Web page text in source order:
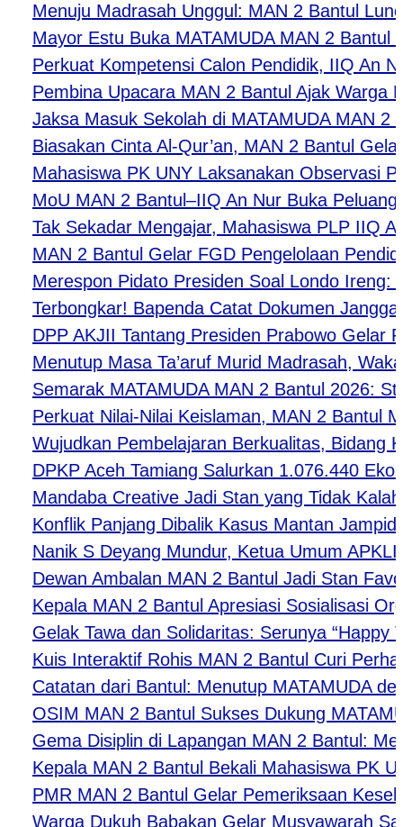
Menuju Madrasah Unggul: MAN 2 Bantul
Mayor Estu Buka MATAMUDA MAN 2 Bantul
Perkuat Kompetensi Calon Pendidik, IIQ An Nur
Pembina Upacara MAN 2 Bantul Ajak Warga
Jaksa Masuk Sekolah di MATAMUDA MAN 2
Biasakan Cinta Al-Qur’an, MAN 2 Bantul Gelar
Mahasiswa PK UNY Laksanakan Observasi
MoU MAN 2 Bantul–IIQ An Nur Buka Peluang
Tak Sekadar Mengajar, Mahasiswa PLP IIQ An
MAN 2 Bantul Gelar FGD Pengelolaan
Merespon Pidato Presiden Soal Londo Ireng:
​Terbongkar! Bapenda Catat Dokumen Janggal:
DPP AKJII Tantang Presiden Prabowo Gelar
Menutup Masa Ta’aruf Murid Madrasah, Waka
Semarak MATAMUDA MAN 2 Bantul 2026:
Perkuat Nilai-Nilai Keislaman, MAN 2 Bantul
Wujudkan Pembelajaran Berkualitas, Bidang
DPKP Aceh Tamiang Salurkan 1.076.440 Ekor
Mandaba Creative Jadi Stan yang Tidak Kalah
Konflik Panjang Dibalik Kasus Mantan
Nanik S Deyang Mundur, Ketua Umum APKLI-
Dewan Ambalan MAN 2 Bantul Jadi Stan
Kepala MAN 2 Bantul Apresiasi Sosialisasi
Gelak Tawa dan Solidaritas: Serunya “Happy
Kuis Interaktif Rohis MAN 2 Bantul Curi
Catatan dari Bantul: Menutup MATAMUDA
OSIM MAN 2 Bantul Sukses Dukung
Gema Disiplin di Lapangan MAN 2 Bantul:
Kepala MAN 2 Bantul Bekali Mahasiswa PK
PMR MAN 2 Bantul Gelar Pemeriksaan
Warga Dukuh Babakan Gelar Musyawarah